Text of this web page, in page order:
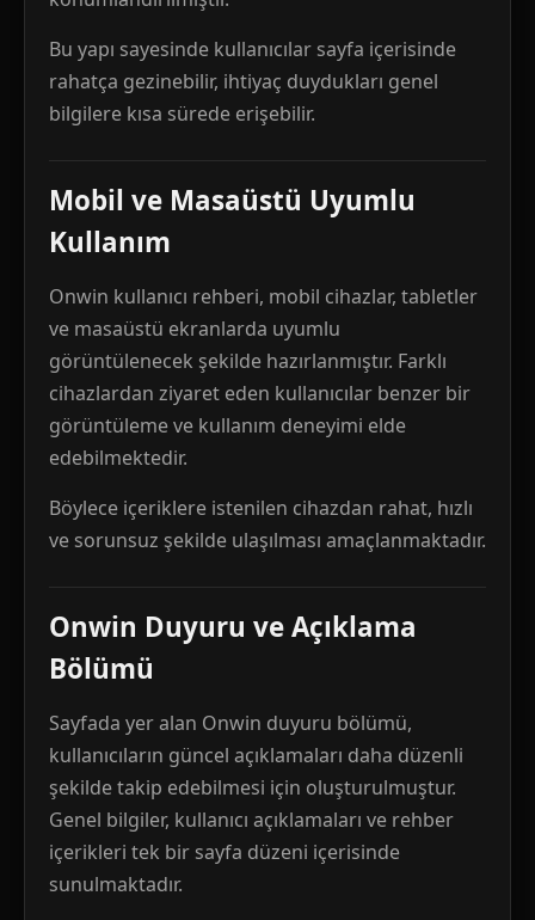
Bu yapı sayesinde kullanıcılar sayfa içerisinde
rahatça gezinebilir, ihtiyaç duydukları genel
bilgilere kısa sürede erişebilir.
Mobil ve Masaüstü Uyumlu
Kullanım
Onwin kullanıcı rehberi, mobil cihazlar, tabletler
ve masaüstü ekranlarda uyumlu
görüntülenecek şekilde hazırlanmıştır. Farklı
cihazlardan ziyaret eden kullanıcılar benzer bir
görüntüleme ve kullanım deneyimi elde
edebilmektedir.
Böylece içeriklere istenilen cihazdan rahat, hızlı
ve sorunsuz şekilde ulaşılması amaçlanmaktadır.
Onwin Duyuru ve Açıklama
Bölümü
Sayfada yer alan Onwin duyuru bölümü,
kullanıcıların güncel açıklamaları daha düzenli
şekilde takip edebilmesi için oluşturulmuştur.
Genel bilgiler, kullanıcı açıklamaları ve rehber
içerikleri tek bir sayfa düzeni içerisinde
sunulmaktadır.